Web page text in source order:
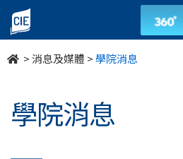
undefined
>消息及媒體 >學院消息
學院消息